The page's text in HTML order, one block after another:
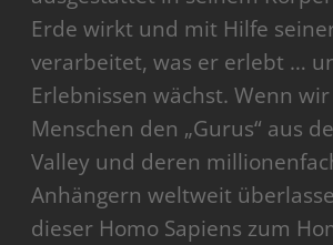
Erde wirkt und mit Hilfe
verarbeitet, was er erlebt …
Erlebnissen wächst. Wenn
Menschen den „Gurus“ aus
Valley und deren
Anhängern weltweit
dieser Homo Sapiens zum